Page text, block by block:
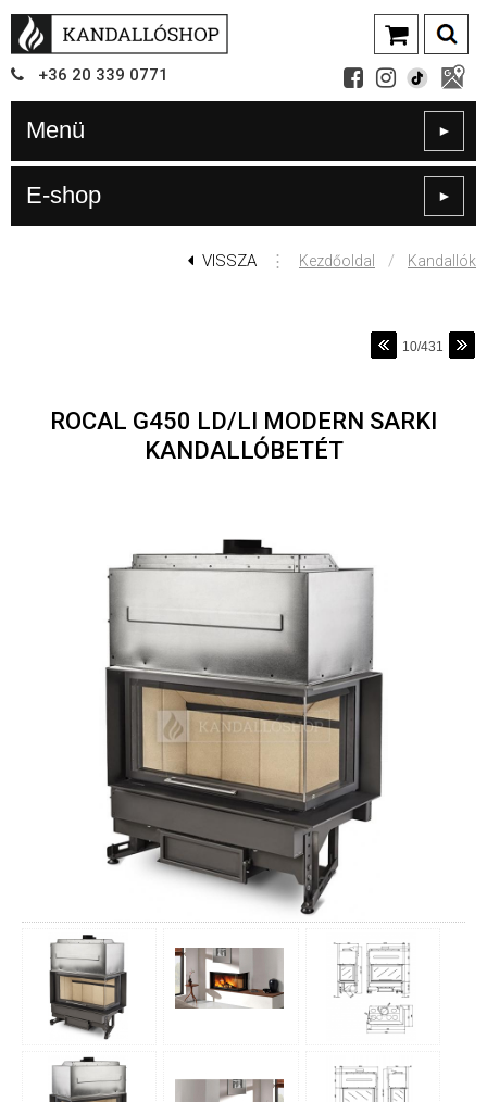
+36 20 339 0771
Menü ►
E-shop ►
VISSZA ⋮ Kezdőoldal / Kandallók
10/431
ROCAL G450 LD/LI MODERN SARKI
KANDALLÓBETÉT